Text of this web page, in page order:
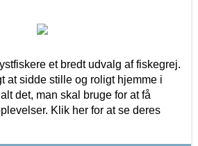
et bredt udvalg af fiskegrej.
at sidde stille og roligt hjemme i
det, man skal bruge for at få
Klik her for at se deres